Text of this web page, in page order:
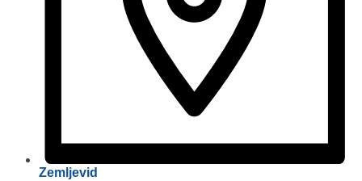
Zemljevid